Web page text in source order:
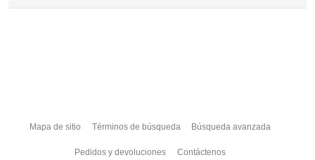
Mapa de sitio Términos de búsqueda Búsqueda avanzada
Pedidos y devoluciones Contáctenos